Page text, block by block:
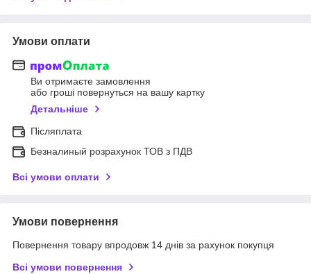
Умови оплати
Ви отримаєте замовлення
або гроші повернуться на вашу картку
Детальніше
Післяплата
Безналиный розрахунок ТОВ з ПДВ
Всі умови оплати
Умови повернення
Повернення товару впродовж 14 днів за рахунок покупця
Всі умови повернення